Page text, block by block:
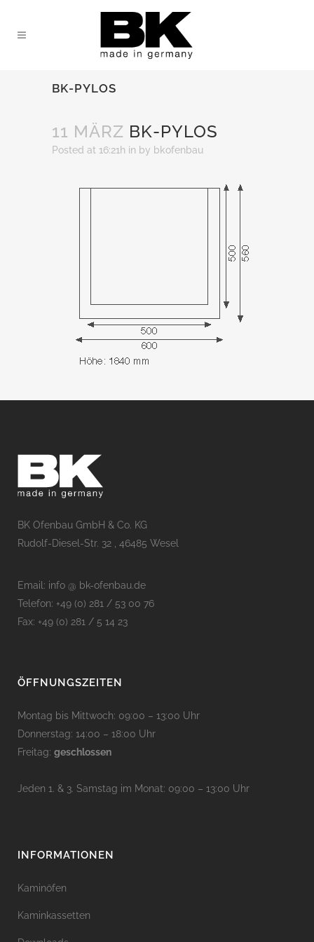
BK-PYLOS
11 MÄRZ BK-PYLOS
Posted at 16:21h in by bkofenbau
BK Ofenbau GmbH & Co. KG
Rudolf-Diesel-Str. 32 , 46485 Wesel
Email: info @ bk-ofenbau.de
Telefon: +49 (0) 281 / 53 00 76
Fax: +49 (0) 281 / 5 14 23
ÖFFNUNGSZEITEN
Montag bis Mittwoch: 09:00 – 13:00 Uhr
Donnerstag: 14:00 – 18:00 Uhr
Freitag: geschlossen
Jeden 1. & 3. Samstag im Monat: 09:00 – 13:00 Uhr
INFORMATIONEN
Kaminöfen
Kaminkassetten